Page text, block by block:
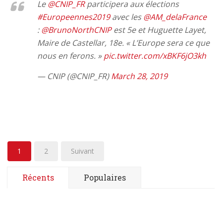
Le@CNIP_FRparticipera aux élections
#Europeennes2019avec les@AM_delaFrance
:@BrunoNorthCNIPest 5e et Huguette Layet,
Maire de Castellar, 18e. « L’Europe sera ce que
nous en ferons. »pic.twitter.com/xBKF6jO3kh
— CNIP (@CNIP_FR)March 28, 2019
1 2 Suivant
Récents Populaires